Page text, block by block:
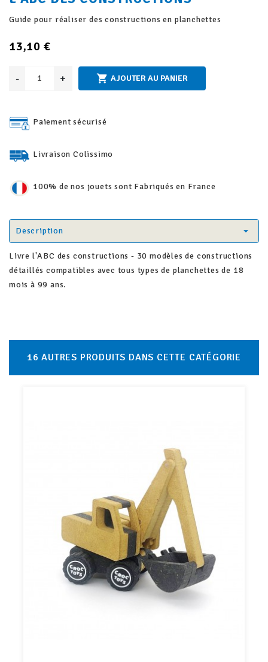
Guide pour réaliser des constructions en planchettes
13,10 €
- +  AJOUTER AU PANIER
Paiement sécurisé
Livraison Colissimo
100% de nos jouets sont Fabriqués en France
Description
Livre l'ABC des constructions - 30 modèles de constructions
détaillés compatibles avec tous types de planchettes de 18
mois à 99 ans.
16 AUTRES PRODUITS DANS CETTE CATÉGORIE